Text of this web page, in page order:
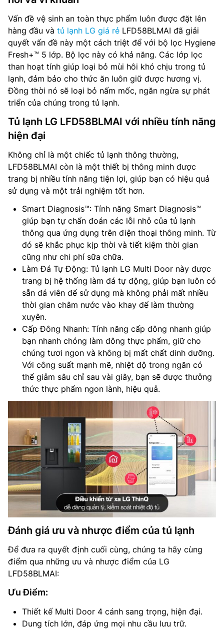
Vấn đề vệ sinh an toàn thực phẩm luôn được đặt lên
hàng đầu và tủ lạnh LG giá rẻ LFD58BLMAI đã giải
quyết vấn đề này một cách triệt để với bộ lọc Hygiene
Fresh+™ 5 lớp. Bộ lọc này có khả năng. Các lớp lọc
than hoạt tính giúp loại bỏ mùi hôi khó chịu trong tủ
lạnh, đảm bảo cho thức ăn luôn giữ được hương vị.
Đồng thời nó sẽ loại bỏ nấm mốc, ngăn ngừa sự phát
triển của chúng trong tủ lạnh.
Tủ lạnh LG LFD58BLMAI với nhiều tính năng
hiện đại
Không chỉ là một chiếc tủ lạnh thông thường,
LFD58BLMAI còn là một thiết bị thông minh được
trang bị nhiều tính năng tiện lợi, giúp bạn có hiệu quả
sử dụng và một trải nghiệm tốt hơn.
Smart Diagnosis™: Tính năng Smart Diagnosis™
giúp bạn tự chẩn đoán các lỗi nhỏ của tủ lạnh
thông qua ứng dụng trên điện thoại thông minh. Từ
đó sẽ khắc phục kịp thời và tiết kiệm thời gian
cũng như chi phí sữa chữa.
Làm Đá Tự Động: Tủ lạnh LG Multi Door này được
trang bị hệ thống làm đá tự động, giúp bạn luôn có
sẵn đá viên để sử dụng mà không phải mất nhiều
thời gian châm nước vào khay để làm thường
xuyên.
Cấp Đông Nhanh: Tính năng cấp đông nhanh giúp
bạn nhanh chóng làm đông thực phẩm, giữ cho
chúng tươi ngon và không bị mất chất dinh dưỡng.
Với công suất mạnh mẽ, nhiệt độ trong ngăn có
thể giảm sâu chỉ sau vài giây, bạn sẽ được thưởng
thức thực phẩm ngon lành, hiệu quả.
Đánh giá ưu và nhược điểm của tủ lạnh
Để đưa ra quyết định cuối cùng, chúng ta hãy cùng
điểm qua những ưu và nhược điểm của LG
LFD58BLMAI:
Ưu Điểm:
Thiết kế Multi Door 4 cánh sang trọng, hiện đại.
Dung tích lớn, đáp ứng mọi nhu cầu lưu trữ.